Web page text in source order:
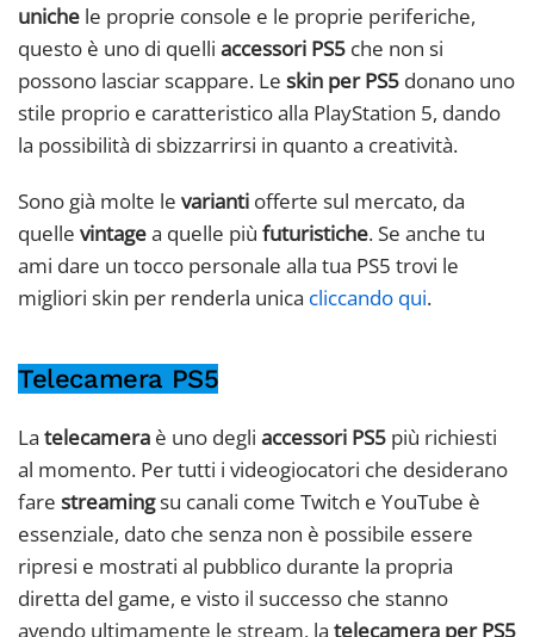
uniche le proprie console e le proprie periferiche,
questo è uno di quelli accessori PS5 che non si
possono lasciar scappare. Le skin per PS5 donano uno
stile proprio e caratteristico alla PlayStation 5, dando
la possibilità di sbizzarrirsi in quanto a creatività.
Sono già molte le varianti offerte sul mercato, da
quelle vintagea quelle più futuristiche. Se anche tu
ami dare un tocco personale alla tua PS5 trovi le
migliori skin per renderla unica cliccando qui.
Telecamera PS5
La telecamera è uno degli accessori PS5 più richiesti
al momento. Per tutti i videogiocatori che desiderano
fare streamingsu canali come Twitch e YouTube è
essenziale, dato che senza non è possibile essere
ripresi e mostrati al pubblico durante la propria
diretta del game, e visto il successo che stanno
avendo ultimamente le stream, la telecamera per PS5